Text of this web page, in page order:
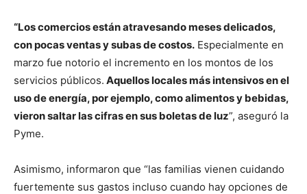
“Los comercios están atravesando meses delicados,
con pocas ventas y subas de costos. Especialmente en
marzo fue notorio el incremento en los montos de los
servicios públicos. Aquellos locales más intensivos en el
uso de energía, por ejemplo, como alimentos y bebidas,
vieron saltar las cifras en sus boletas de luz”, aseguró la
Pyme.
Asimismo, informaron que “las familias vienen cuidando
fuertemente sus gastos incluso cuando hay opciones de